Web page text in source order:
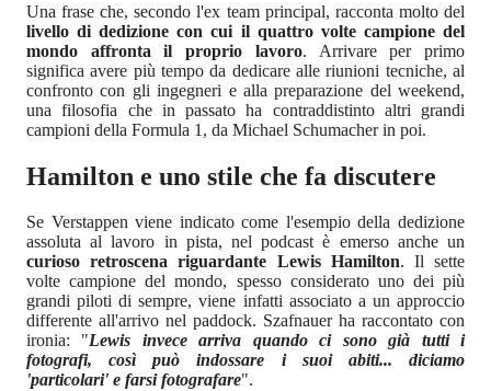
Una frase che, secondo l'ex team principal, racconta molto del
livello di dedizione con cui il quattro volte campione del
mondo affronta il proprio lavoro. Arrivare per primo
significa avere più tempo da dedicare alle riunioni tecniche, al
confronto con gli ingegneri e alla preparazione del weekend,
una filosofia che in passato ha contraddistinto altri grandi
campioni della Formula 1, da Michael Schumacher in poi.
Hamilton e uno stile che fa discutere
Se Verstappen viene indicato come l'esempio della dedizione
assoluta al lavoro in pista, nel podcast è emerso anche un
curioso retroscena riguardante Lewis Hamilton. Il sette
volte campione del mondo, spesso considerato uno dei più
grandi piloti di sempre, viene infatti associato a un approccio
differente all'arrivo nel paddock. Szafnauer ha raccontato con
ironia: "Lewis invece arriva quando ci sono già tutti i
fotografi, così può indossare i suoi abiti... diciamo
'particolari' e farsi fotografare".